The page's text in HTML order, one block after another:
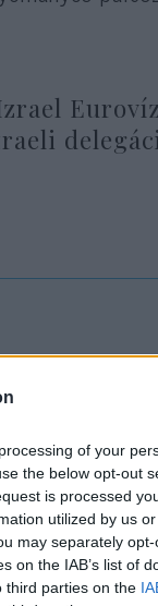
of your
the below opt-out
is processed
utilized by us
may separately
on the IAB’s list of
third parties on the
felvette a
és kérte,
küldöttségi
zajlik.